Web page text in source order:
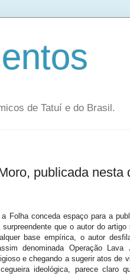
de Tatuí e do Brasil.
publicada nesta
Folha conceda espaço para a
que o autor do artigo
base empírica, o autor
denominada Operação Lava
e chegando a sugerir atos de
ideológica, parece claro